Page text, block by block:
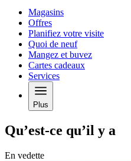
Magasins
Offres
Planifiez votre visite
Quoi de neuf
Mangez et buvez
Cartes cadeaux
Services
Plus
Qu’est-ce qu’il y a
En vedette